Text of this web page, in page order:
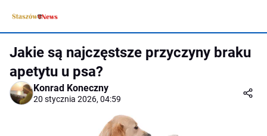
Jakie są najczęstsze przyczyny braku
apetytu u psa?
Konrad Koneczny
20 stycznia 2026, 04:59